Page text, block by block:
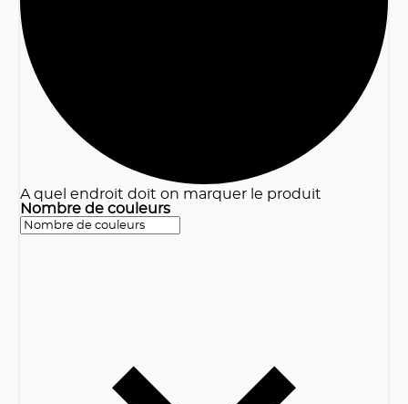
A quel endroit doit on marquer le produit
Nombre de couleurs